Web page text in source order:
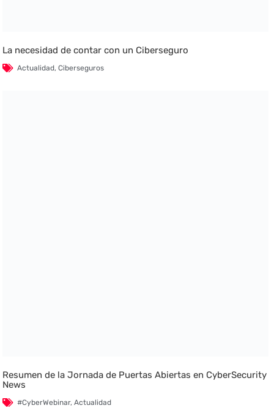
La necesidad de contar con un Ciberseguro
Actualidad,Ciberseguros
Resumen de la Jornada de Puertas Abiertas en CyberSecurity
News
#CyberWebinar,Actualidad